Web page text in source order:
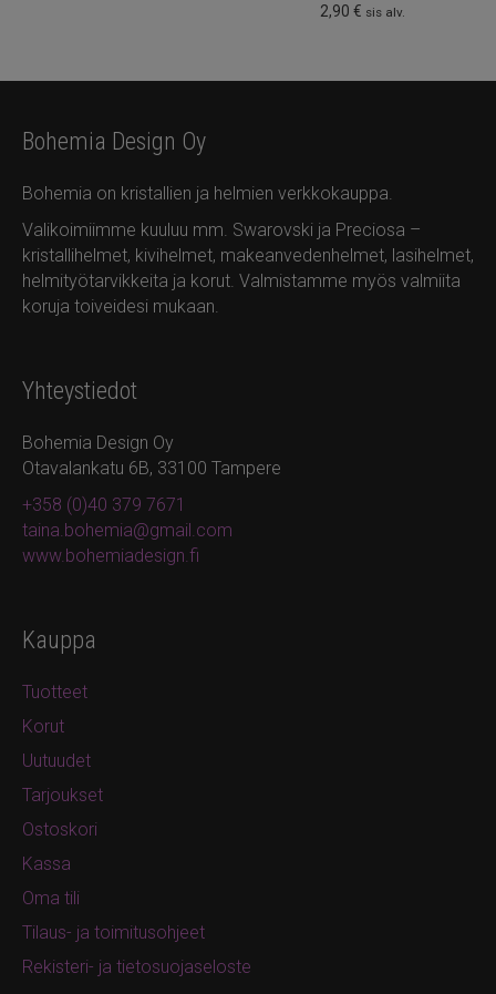
2,90 € sis alv.
Bohemia Design Oy
Bohemia on kristallien ja helmien verkkokauppa.
Valikoimiimme kuuluu mm. Swarovski ja Preciosa –
kristallihelmet, kivihelmet, makeanvedenhelmet, lasihelmet,
helmityötarvikkeita ja korut. Valmistamme myös valmiita
koruja toiveidesi mukaan.
Yhteystiedot
Bohemia Design Oy
Otavalankatu 6B, 33100 Tampere
+358 (0)40 379 7671
taina.bohemia@gmail.com
www.bohemiadesign.fi
Kauppa
Tuotteet
Korut
Uutuudet
Tarjoukset
Ostoskori
Kassa
Oma tili
Tilaus- ja toimitusohjeet
Rekisteri- ja tietosuojaseloste